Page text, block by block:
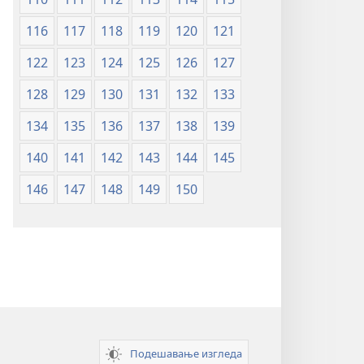
116
117 118 119 120
121
122
123 124 125 126
127
128
129 130 131 132
133
134
135 136 137 138
139
140
141 142 143 144
145
146
147 148 149 150
Подешавање изгледа